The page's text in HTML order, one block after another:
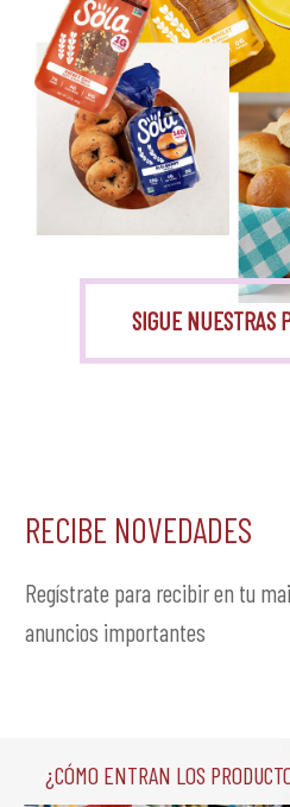
SIGUE NUESTRAS
RECIBE NOVEDADES
Regístrate para recibir en tu
anuncios importantes
¿Cómo entran los